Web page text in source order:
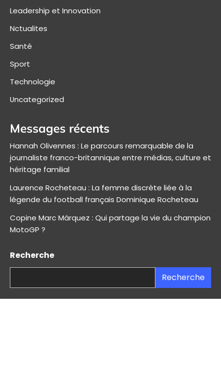
Leadership et Innovation
Nctualites
Santé
Sport
Technologie
Uncategorized
Messages récents
Hannah Olivennes : Le parcours remarquable de la
journaliste franco-britannique entre médias, culture et
héritage familial
Laurence Rocheteau : La femme discrète liée à la
légende du football français Dominique Rocheteau
Copine Marc Márquez : Qui partage la vie du champion
MotoGP ?
Recherche
Recherche